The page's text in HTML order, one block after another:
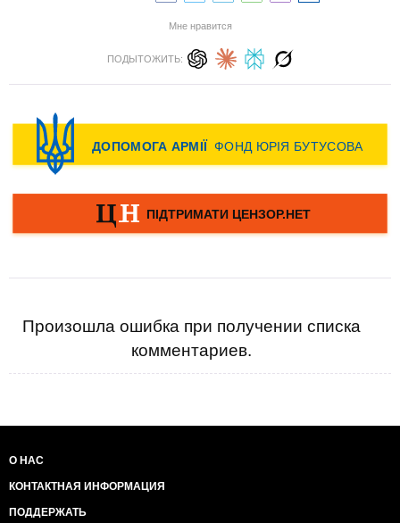
Мне нравится
ПОДЫТОЖИТЬ:
Произошла ошибка при получении списка
комментариев.
О НАС
КОНТАКТНАЯ ИНФОРМАЦИЯ
ПОДДЕРЖАТЬ